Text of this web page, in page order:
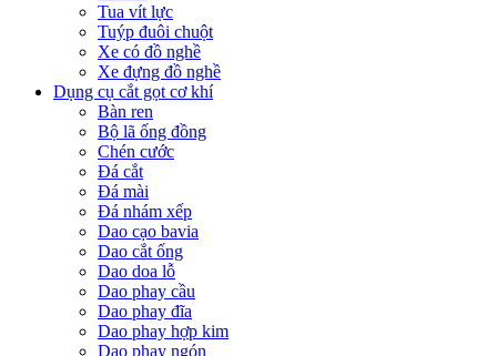
Tua vít lực
Tuýp đuôi chuột
Xe có đồ nghề
Xe đựng đồ nghề
Dụng cụ cắt gọt cơ khí
Bàn ren
Bộ lã ống đồng
Chén cước
Đá cắt
Đá mài
Đá nhám xếp
Dao cạo bavia
Dao cắt ống
Dao doa lỗ
Dao phay cầu
Dao phay đĩa
Dao phay hợp kim
Dao phay ngón